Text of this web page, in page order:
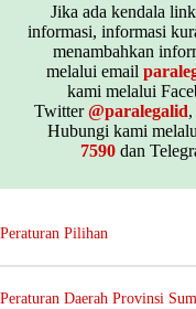
Jika ada kendala
informasi, informasi
menambahkan
melalui email
kami melalui
Twitter@paralegalid
Hubungi kami
7590dan
Peraturan Pilihan
Peraturan Daerah Provinsi